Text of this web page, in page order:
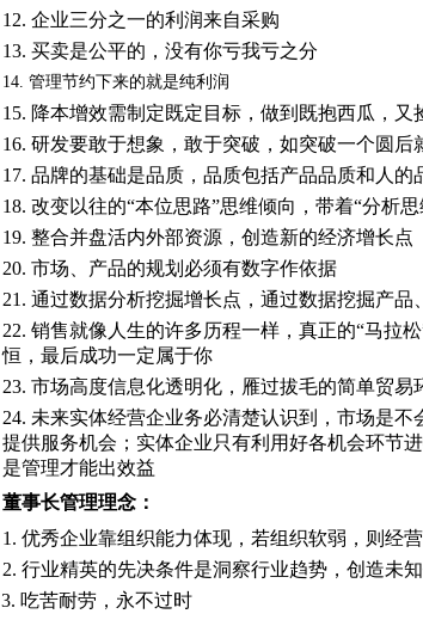
12. 企业三分之一的利润来自采购
13. 买卖是公平的，没有你亏我亏之分
14. 管理节约下来的就是纯利润
15. 降本增效需制定既定目标，做到既抱西瓜，又
16. 研发要敢于想象，敢于突破，如突破一个圆
17. 品牌的基础是品质，品质包括产品品质和人的
18. 改变以往的“本位思路”思维倾向，带着“分析思
19. 整合并盘活内外部资源，创造新的经济增长点
20. 市场、产品的规划必须有数字作依据
21. 通过数据分析挖掘增长点，通过数据挖掘产
22. 销售就像人生的许多历程一样，真正的“马拉
恒，最后成功一定属于你
23. 市场高度信息化透明化，雁过拔毛的简单贸易
24. 未来实体经营企业务必清楚认识到，市场是
提供服务机会；实体企业只有利用好各机会环节
是管理才能出效益
董事长管理理念：
1. 优秀企业靠组织能力体现，若组织软弱，则经
2. 行业精英的先决条件是洞察行业趋势，创造未
3. 吃苦耐劳，永不过时